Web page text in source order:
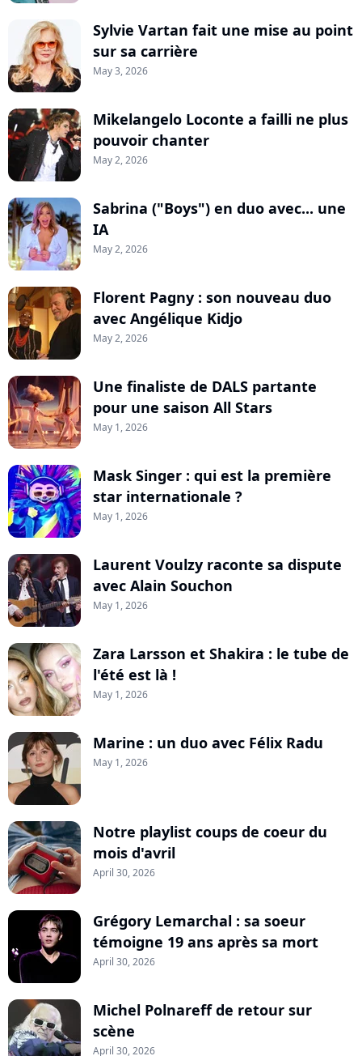
Sylvie Vartan fait une mise au point
sur sa carrière
May 3, 2026
Mikelangelo Loconte a failli ne plus
pouvoir chanter
May 2, 2026
Sabrina ("Boys") en duo avec... une
IA
May 2, 2026
Florent Pagny : son nouveau duo
avec Angélique Kidjo
May 2, 2026
Une finaliste de DALS partante
pour une saison All Stars
May 1, 2026
Mask Singer : qui est la première
star internationale ?
May 1, 2026
Laurent Voulzy raconte sa dispute
avec Alain Souchon
May 1, 2026
Zara Larsson et Shakira : le tube de
l'été est là !
May 1, 2026
Marine : un duo avec Félix Radu
May 1, 2026
Notre playlist coups de coeur du
mois d'avril
April 30, 2026
Grégory Lemarchal : sa soeur
témoigne 19 ans après sa mort
April 30, 2026
Michel Polnareff de retour sur
scène
April 30, 2026